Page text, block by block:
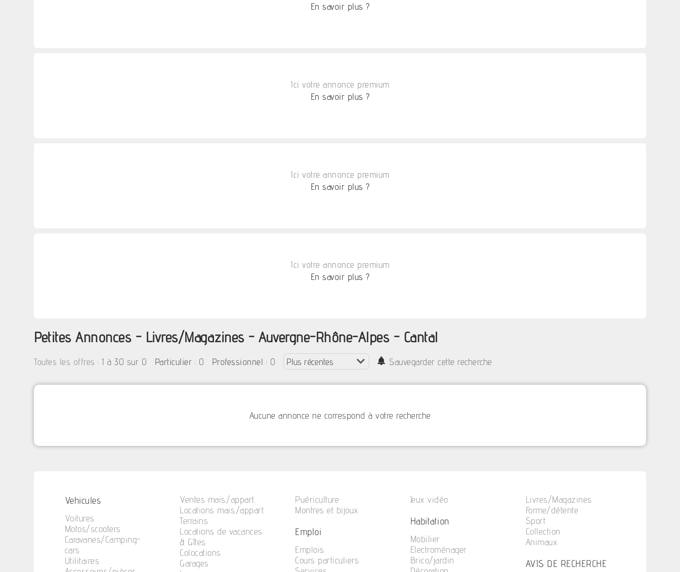
En savoir plus ?
Ici votre annonce premium
En savoir plus ?
Ici votre annonce premium
En savoir plus ?
Ici votre annonce premium
En savoir plus ?
Petites Annonces - Livres/Magazines - Auvergne-Rhône-Alpes - Cantal
Toutes les offres :1 à 30 sur 0 Particulier : 0 Professionnel : 0 Sauvegarder cette recherche
Aucune annonce ne correspond à votre recherche
Vehicules
Voitures
Motos/scooters
Caravanes/Camping-
cars
Utilitaires
Ventes mais./appart.
Locations mais./appart.
Terrains
Locations de vacances
& Gîtes
Colocations
Garages
Puériculture
Montres et bijoux
Emploi
Emplois
Cours particuliers
Jeux vidéo
Habitation
Mobilier
Electroménager
Brico/jardin
Livres/Magazines
Forme/détente
Sport
Collection
Animaux
AVIS DE RECHERCHE